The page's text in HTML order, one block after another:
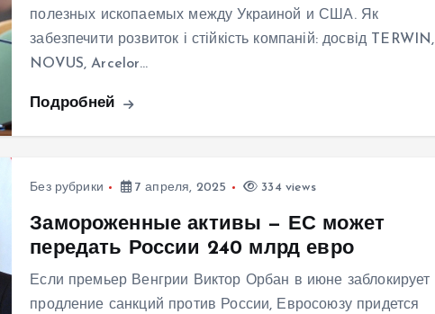
полезных ископаемых между Украиной и США. Як
забезпечити розвиток і стійкість компаній: досвід TERWIN,
NOVUS, Arcelor…
Подробней
Без рубрики 7 апреля, 2025 334 views
Замороженные активы — ЕС может
передать России 240 млрд евро
Если премьер Венгрии Виктор Орбан в июне заблокирует
продление санкций против России, Евросоюзу придется